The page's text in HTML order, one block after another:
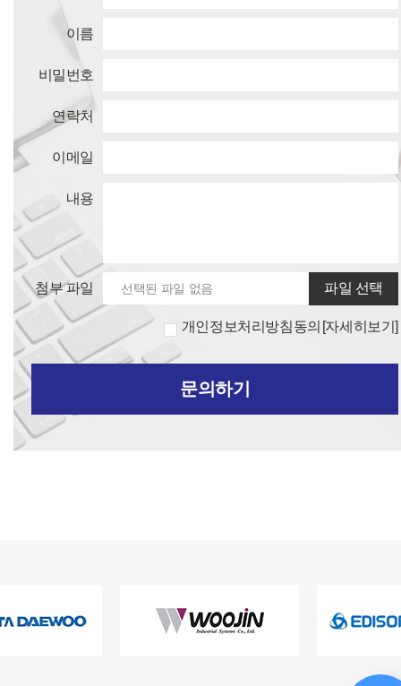
이름
비밀번호
연락처
이메일
내용
첨부 파일
개인정보처리방침동의 [자세히보기]
문의하기